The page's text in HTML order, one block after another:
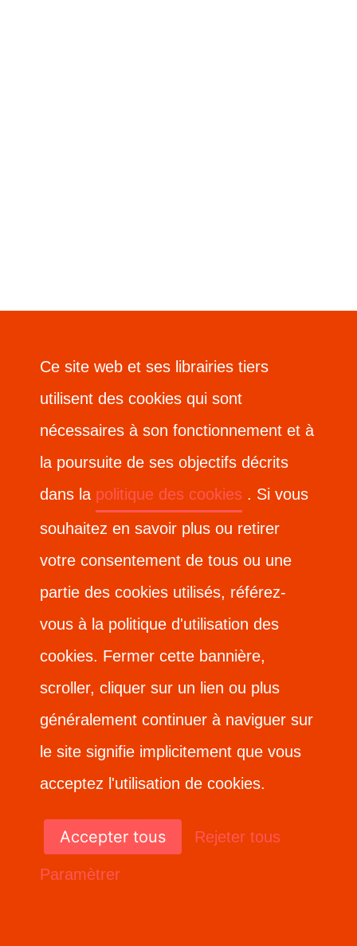
Ce site web et ses librairies tiers
utilisent des cookies qui sont
nécessaires à son fonctionnement et à
la poursuite de ses objectifs décrits
dans la politique des cookies . Si vous
souhaitez en savoir plus ou retirer
votre consentement de tous ou une
partie des cookies utilisés, référez-
vous à la politique d'utilisation des
cookies. Fermer cette bannière,
scroller, cliquer sur un lien ou plus
généralement continuer à naviguer sur
le site signifie implicitement que vous
acceptez l'utilisation de cookies.
Accepter tous Rejeter tous
Paramètrer
Ce site web et ses librairies tiers
utilisent des cookies qui sont
nécessaires à son fonctionnement et à
la poursuite de ses objectifs décrits
dans la politique des cookies . Si vous
souhaitez en savoir plus ou retirer
votre consentement de tous ou une
partie des cookies utilisés, référez-
vous à la politique d'utilisation des
cookies. Fermer cette bannière,
scroller, cliquer sur un lien ou plus
généralement continuer à naviguer sur
le site signifie implicitement que vous
acceptez l'utilisation de cookies.
Accepter tous Rejeter tous
Paramètrer